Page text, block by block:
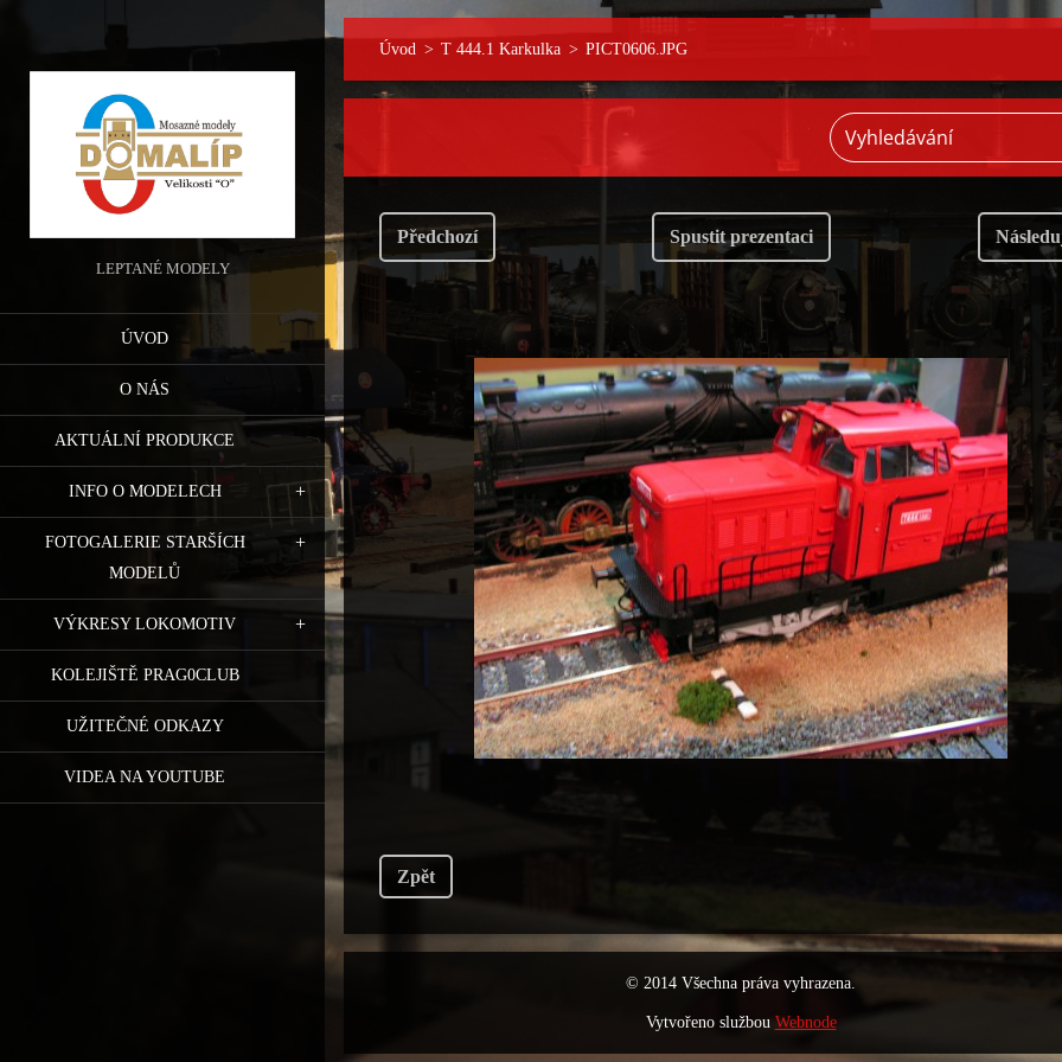
LEPTANÉ MODELY
ÚVOD
O NÁS
AKTUÁLNÍ PRODUKCE
INFO O MODELECH
FOTOGALERIE STARŠÍCH
MODELŮ
VÝKRESY LOKOMOTIV
KOLEJIŠTĚ PRAG0CLUB
UŽITEČNÉ ODKAZY
VIDEA NA YOUTUBE
Úvod > T 444.1 Karkulka > PICT0606.JPG
Předchozí Spustit prezentaci
Zpět
© 2014 Všechna práva vyhrazena.
Vytvořeno službou Webnode